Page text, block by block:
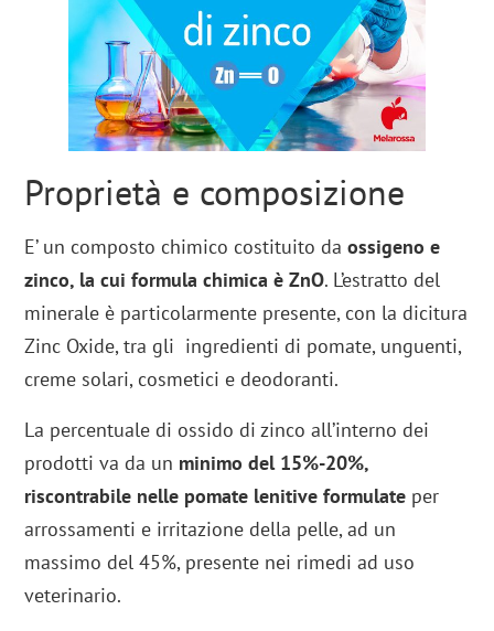
Proprietà e composizione
E’ un composto chimico costituito daossigeno e
zinco, la cui formula chimica è ZnO. L’estratto del
minerale è particolarmente presente, con la dicitura
Zinc Oxide, tra gli ingredienti di pomate, unguenti,
creme solari, cosmetici e deodoranti.
La percentuale di ossido di zinco all’interno dei
prodotti va da un minimo del 15%-20%,
riscontrabile nelle pomate lenitive formulate per
arrossamenti e irritazione della pelle, ad un
massimo del 45%, presente nei rimedi ad uso
veterinario.